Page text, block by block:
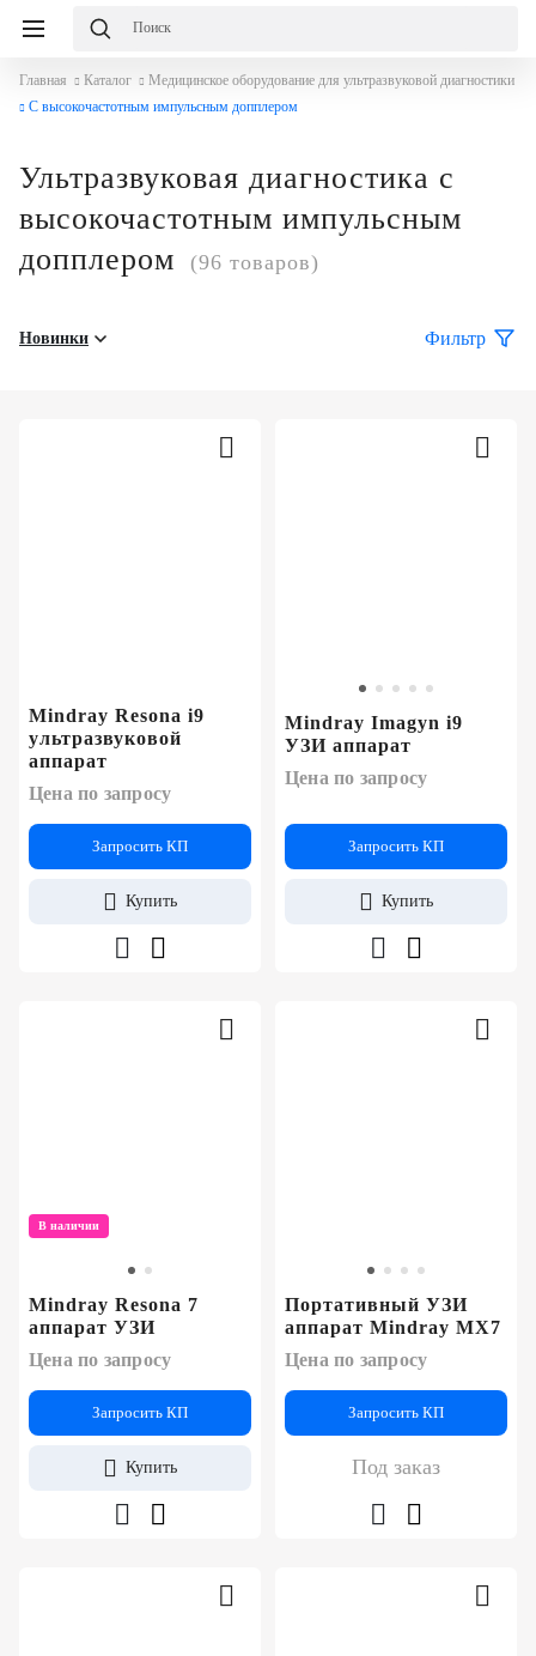
Главная Каталог
Медицинское оборудование для ультразвуковой диагностики
С высокочастотным импульсным допплером
Ультразвуковая диагностика с
высокочастотным импульсным
допплером
(96 товаров)
Новинки Фильтр
Mindray Resona i9
ультразвуковой
аппарат
Цена по запросу
Запросить КП
Купить
Mindray Imagyn i9
УЗИ аппарат
Цена по запросу
Запросить КП
Купить
В наличии
Mindray Resona 7
аппарат УЗИ
Цена по запросу
Запросить КП
Купить
Портативный УЗИ
аппарат Mindray MX7
Цена по запросу
Запросить КП
Под заказ